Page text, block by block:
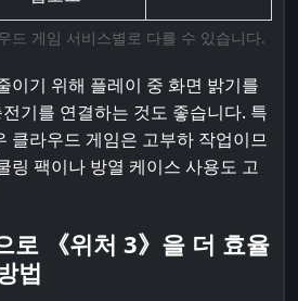
드 게임 서비스별로 다를 수 있습니다.
이기 위해 플레이 중 화면 밝기를
기를 연결하는 것도 좋습니다. 특
클라우드 게임은 고부하 작업이므
링 팩이나 방열 케이스 사용도 고
로 《위처 3》을 더 효율
법